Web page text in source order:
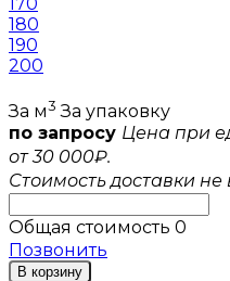
180
190
200
За м3 За упаковку
по запросу Цена при
от 30 000₽.
Стоимость доставки
Общая стоимость 0
Позвонить
В корзину